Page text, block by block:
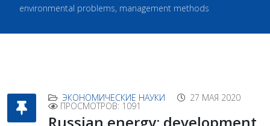
environmental problems, management methods
ЭКОНОМИЧЕСКИЕ НАУКИ 27 МАЯ 2020
ПРОСМОТРОВ: 1091